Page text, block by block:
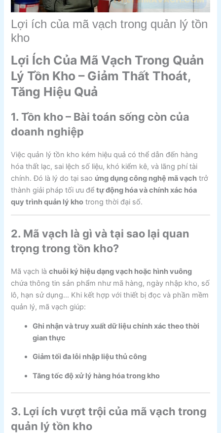
Lợi ích của mã vạch trong quản lý tồn
kho
Lợi Ích Của Mã Vạch Trong Quản
Lý Tồn Kho – Giảm Thất Thoát,
Tăng Hiệu Quả
1. Tồn kho – Bài toán sống còn của
doanh nghiệp
Việc quản lý tồn kho kém hiệu quả có thể dẫn đến hàng
hóa thất lạc, sai lệch số liệu, khó kiểm kê, và lãng phí tài
chính. Đó là lý do tại sao ứng dụng công nghệ mã vạch trở
thành giải pháp tối ưu đểtự động hóa và chính xác hóa
quy trình quản lý kho trong thời đại số.
2. Mã vạch là gì và tại sao lại quan
trọng trong tồn kho?
Mã vạch làchuỗi ký hiệu dạng vạch hoặc hình vuông
chứa thông tin sản phẩm như mã hàng, ngày nhập kho, số
lô, hạn sử dụng… Khi kết hợp với thiết bị đọc và phần mềm
quản lý, mã vạch giúp:
Ghi nhận và truy xuất dữ liệu chính xác theo thời
gian thực
Giảm tối đa lỗi nhập liệu thủ công
Tăng tốc độ xử lý hàng hóa trong kho
3. Lợi ích vượt trội của mã vạch trong
quản lý tồn kho